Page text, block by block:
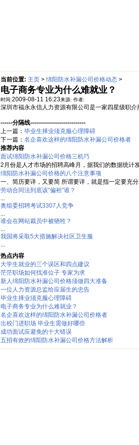
当前位置: 主页 > 绵阳防水补漏公司价格动态 >
电子商务专业为什么难就业？
时间:2009-08-11 16:23来源: 作者:
深圳市福永永信人力资源有限公司是一家四星级职
------分隔线----------------------------
上一篇： 毕业生择业须克服心理障碍
下一篇： 名企喜欢这样的绵阳防水补漏公司价格者
推荐内容
面试绵阳防水补漏公司价格三机巧
2月份是人才市场的招聘高峰月，据我们的数据统计
绵阳防水补漏公司价格的八个注意事项
一、简历要详，又要简 所谓要详，就是指一定要充
劳动合同法到底该“偏袒”谁？
...
奥组委招聘考试3307人竞争
...
谁会在网站裁员中被牺牲？
...
我国将采取5大措施解决社区卫生服
...
热点内容
大学生就业的三个误区和四点建议
茫茫职场如何找准位子 专家为求
新人绵阳防水补漏公司价格须做四大准备
一位人力资源总监给应届生的忠告
毕业生择业须克服心理障碍
电子商务专业为什么难就业？
名企喜欢这样的绵阳防水补漏公司价格者
出校门进职场 毕业生需做好哪些
成功面试应避免的十大错误
五招有效的绵阳防水补漏公司价格方法解析